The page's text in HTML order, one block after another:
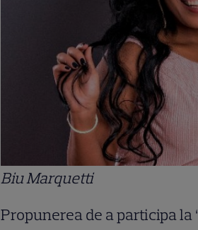
Biu Marquetti
Propunerea de a participa la